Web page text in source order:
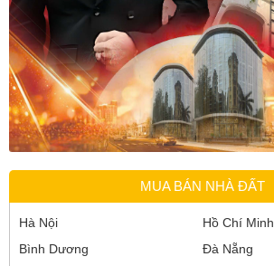
MUA BÁN NHÀ ĐẤT
Hà Nội
Hồ Chí Minh
Bình Dương
Đà Nẵng